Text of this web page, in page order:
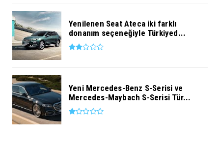
Yenilenen Seat Ateca iki farklı
donanım seçeneğiyle Türkiyed...
Yeni Mercedes-Benz S-Serisi ve
Mercedes-Maybach S-Serisi Tür...